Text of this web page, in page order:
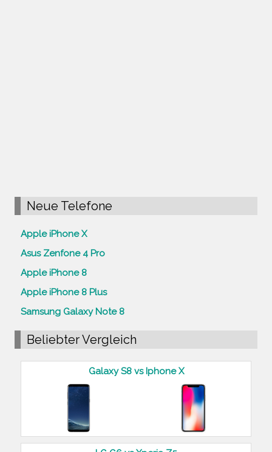
Neue Telefone
Apple iPhone X
Asus Zenfone 4 Pro
Apple iPhone 8
Apple iPhone 8 Plus
Samsung Galaxy Note 8
Beliebter Vergleich
Galaxy S8 vs Iphone X